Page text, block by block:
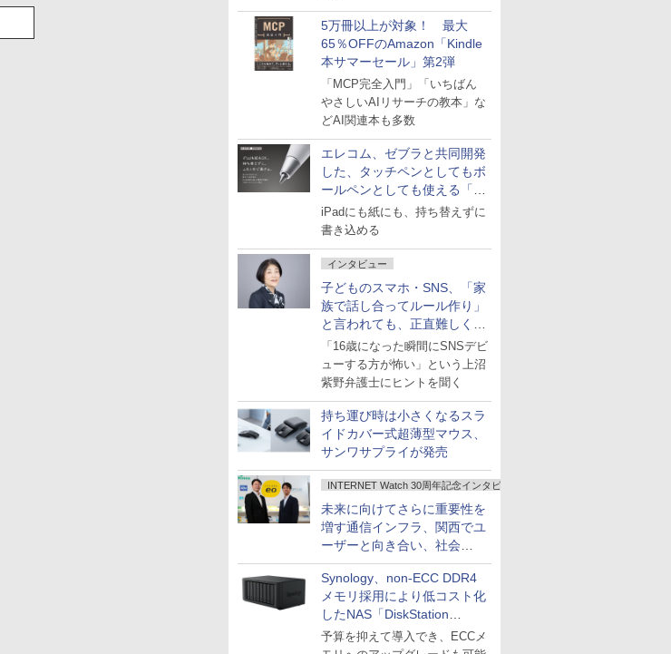
5万冊以上が対象！ 最大
65％OFFのAmazon「Kindle
本サマーセール」第2弾
「MCP完全入門」「いちばん
やさしいAIリサーチの教本」な
どAI関連本も多数
エレコム、ゼブラと共同開発
した、タッチペンとしてもボ
ールペンとしても使える「ス
タイラスツーウェイ」発売
iPadにも紙にも、持ち替えずに
書き込める
インタビュー
子どものスマホ・SNS、「家
族で話し合ってルール作り」
と言われても、正直難しくな
いですか？
「16歳になった瞬間にSNSデビ
ューする方が怖い」という上沼
紫野弁護士にヒントを聞く
持ち運び時は小さくなるスラ
イドカバー式超薄型マウス、
サンワサプライが発売
INTERNET Watch 30周年記念インタビュー
未来に向けてさらに重要性を
増す通信インフラ、関西でユ
ーザーと向き合い、社会
の“あたらしい”を起動し続け
る～オプテージ
Synology、non-ECC DDR4
メモリ採用により低コスト化
したNAS「DiskStation
neo+」シリーズ
予算を抑えて導入でき、ECCメ